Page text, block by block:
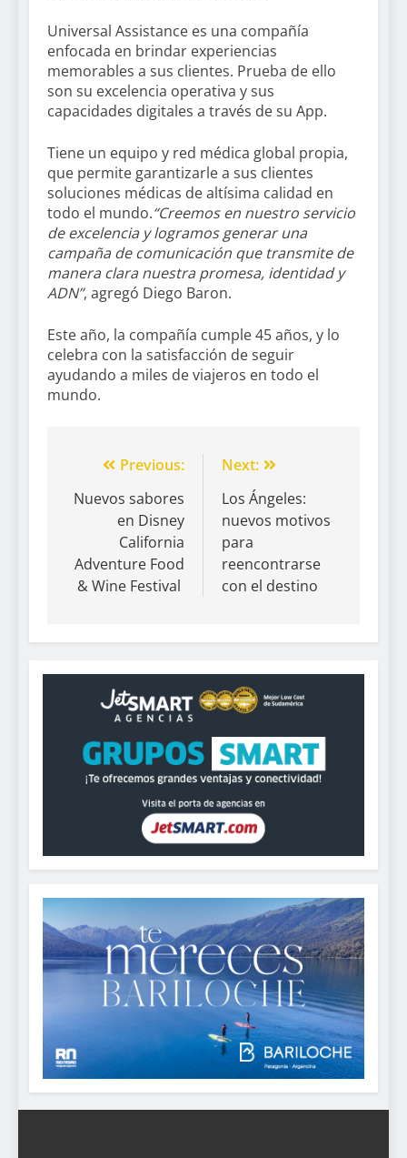
Universal Assistance es una compañía
enfocada en brindar experiencias
memorables a sus clientes. Prueba de ello
son su excelencia operativa y sus
capacidades digitales a través de su App.
Tiene un equipo y red médica global propia,
que permite garantizarle a sus clientes
soluciones médicas de altísima calidad en
todo el mundo.“Creemos en nuestro servicio
de excelencia y logramos generar una
campaña de comunicación que transmite de
manera clara nuestra promesa, identidad y
ADN”, agregó Diego Baron.
Este año, la compañía cumple 45 años, y lo
celebra con la satisfacción de seguir
ayudando a miles de viajeros en todo el
mundo.
Previous:
Nuevos sabores
en Disney
California
Adventure Food
& Wine Festival
Next:
Los Ángeles:
nuevos motivos
para
reencontrarse
con el destino